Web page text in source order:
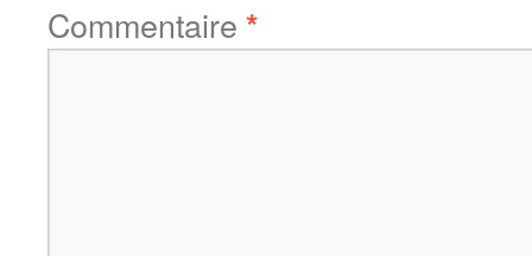
Commentaire *